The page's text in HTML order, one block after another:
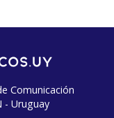
Comunicación
- Uruguay